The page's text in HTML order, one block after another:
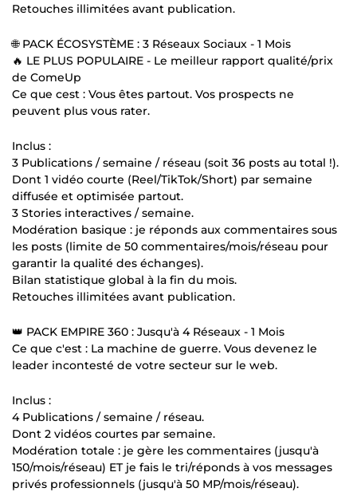
Retouches illimitées avant publication.
🌐 PACK ÉCOSYSTÈME : 3 Réseaux Sociaux - 1 Mois
🔥 LE PLUS POPULAIRE - Le meilleur rapport qualité/prix
de ComeUp
Ce que cest : Vous êtes partout. Vos prospects ne
peuvent plus vous rater.
Inclus :
3 Publications / semaine / réseau (soit 36 posts au total !).
Dont 1 vidéo courte (Reel/TikTok/Short) par semaine
diffusée et optimisée partout.
3 Stories interactives / semaine.
Modération basique : je réponds aux commentaires sous
les posts (limite de 50 commentaires/mois/réseau pour
garantir la qualité des échanges).
Bilan statistique global à la fin du mois.
Retouches illimitées avant publication.
👑 PACK EMPIRE 360 : Jusqu'à 4 Réseaux - 1 Mois
Ce que c'est : La machine de guerre. Vous devenez le
leader incontesté de votre secteur sur le web.
Inclus :
4 Publications / semaine / réseau.
Dont 2 vidéos courtes par semaine.
Modération totale : je gère les commentaires (jusqu'à
150/mois/réseau) ET je fais le tri/réponds à vos messages
privés professionnels (jusqu'à 50 MP/mois/réseau).